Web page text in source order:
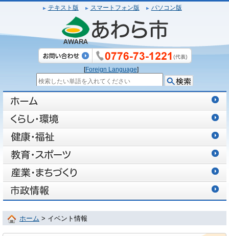
テキスト版 スマートフォン版 パソコン版
[Foreign Language]
ホーム > イベント情報